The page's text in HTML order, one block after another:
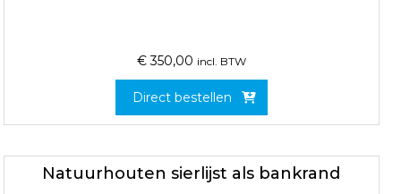
€ 350,00 incl. BTW
Direct bestellen
Natuurhouten sierlijst als bankrand